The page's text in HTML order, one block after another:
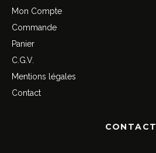
Mon Compte
Commande
Panier
C.G.V.
Mentions légales
Contact
CONTACT